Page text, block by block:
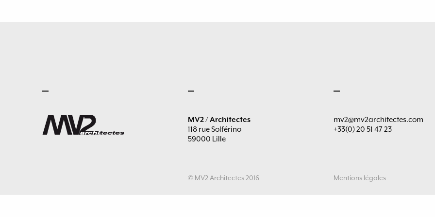
MV2 / Architectes
118 rue Solférino
59000 Lille
mv2@mv2architectes.com
+33(0) 20 51 47 23
© MV2 Architectes 2016 Mentions légales